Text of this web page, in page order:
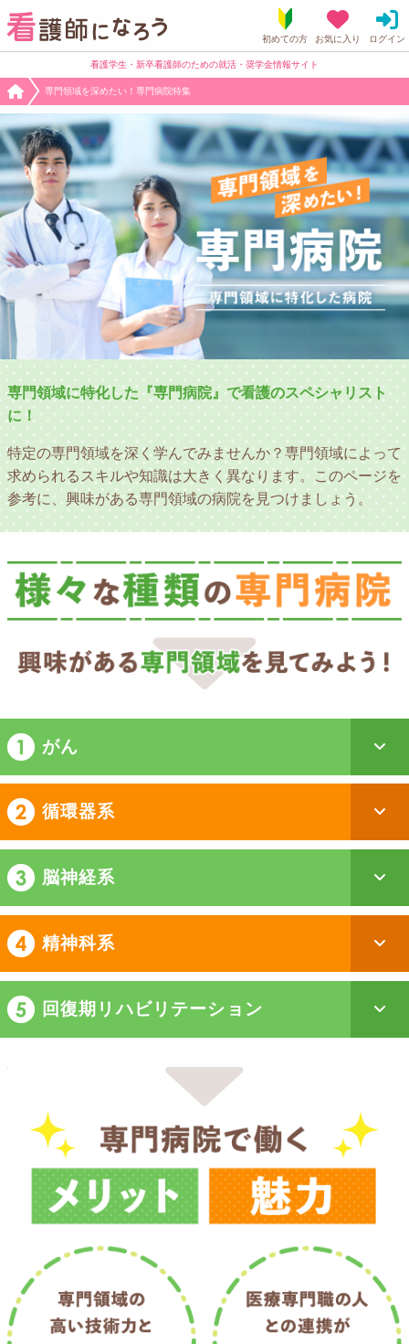
看護学生・新卒看護師のための就活・奨学金情報サイト
専門領域を深めたい！専門病院特集
専門領域に特化した『専門病院』で看護のスペシャリスト
に！
特定の専門領域を深く学んでみませんか？専門領域によって
求められるスキルや知識は大きく異なります。 このページを
参考に、興味がある専門領域の病院を見つけましょう。
がん
循環器系
脳神経系
精神科系
回復期リハビリテーション